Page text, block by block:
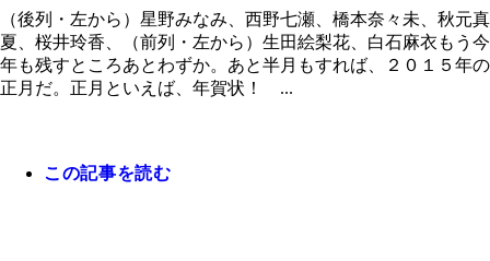
（後列・左から）星野みなみ、西野七瀬、橋本奈々未、秋元真
夏、桜井玲香、（前列・左から）生田絵梨花、白石麻衣もう今
年も残すところあとわずか。あと半月もすれば、２０１５年の
正月だ。正月といえば、年賀状！ ...
この記事を読む